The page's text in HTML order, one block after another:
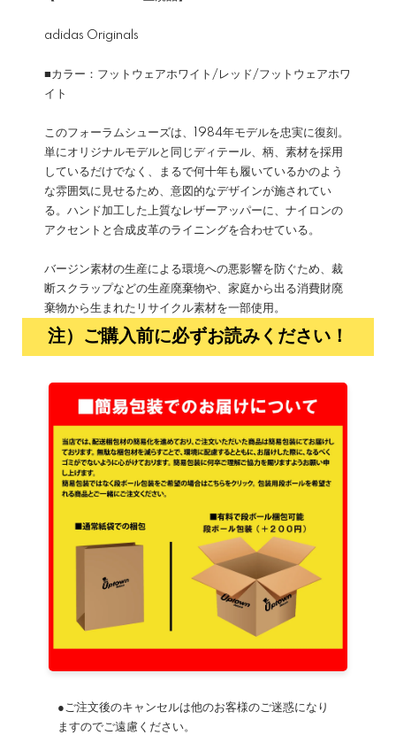
adidas Originals
■カラー：フットウェアホワイト/レッド/フットウェアホワ
イト
このフォーラムシューズは、1984年モデルを忠実に復刻。
単にオリジナルモデルと同じディテール、柄、素材を採用
しているだけでなく、まるで何十年も履いているかのよう
な雰囲気に見せるため、意図的なデザインが施されてい
る。ハンド加工した上質なレザーアッパーに、ナイロンの
アクセントと合成皮革のライニングを合わせている。
バージン素材の生産による環境への悪影響を防ぐため、裁
断スクラップなどの生産廃棄物や、家庭から出る消費財廃
棄物から生まれたリサイクル素材を一部使用。
注）ご購入前に必ずお読みください！
●ご注文後のキャンセルは他のお客様のご迷惑になり
ますのでご遠慮ください。